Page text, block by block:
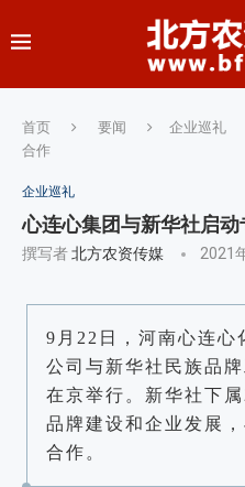
首页 要闻 企业巡礼
合作
企业巡礼
心连心集团与新华社启动
撰写者北方农资传媒 2021
9月22日，河南心连心
公司与新华社民族品
在京举行。新华社下
品牌建设和企业发展
合作。